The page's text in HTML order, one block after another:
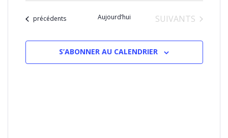
date.Évènements
précédents Aujourd’hui ÉVÈNEMENTS
SUIVANTS
S’ABONNER AU CALENDRIER